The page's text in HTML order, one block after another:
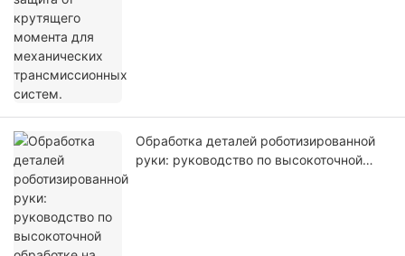
Обработка деталей роботизированной
руки: руководство по высокоточной